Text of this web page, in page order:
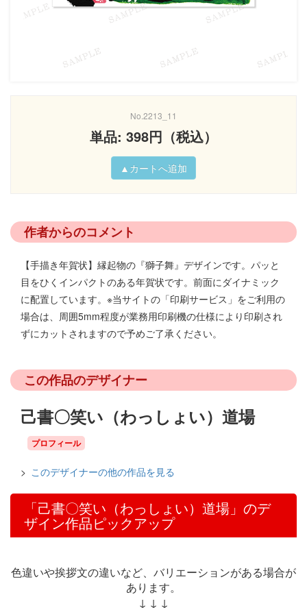
No.2213_11
単品: 398円（税込）
作者からのコメント
【手描き年賀状】縁起物の『獅子舞』デザインです。パッと
目をひくインパクトのある年賀状です。前面にダイナミック
に配置しています。※当サイトの「印刷サービス」をご利用の
場合は、周囲5mm程度が業務用印刷機の仕様により印刷され
ずにカットされますので予めご了承ください。
この作品のデザイナー
己書〇笑い（わっしょい）道場
プロフィール
このデザイナーの他の作品を見る
「己書〇笑い（わっしょい）道場」のデ
ザイン作品ピックアップ
色違いや挨拶文の違いなど、バリエーションがある場合が
あります。
↓ ↓ ↓